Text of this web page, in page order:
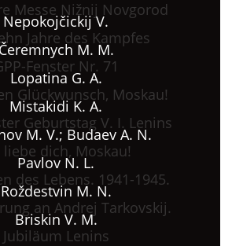
Messe Nižnij Novgorod
Nepokojčickij V.
Jahre des Kampfes
Čeremnych M. M.
Fenster Nr. 71
Lopatina G. A.
Glückwunsch, Moskau!
Mistakidi K. A.
Geburtstag V. I. Lenins
M. V.; Budaev A. N.
liebe dich, Moskau!
Pavlov N. L.
des Lebens. 1941-1945.
Roždestvin M. N.
an Andrej Tarkovskij.
Briskin V. M.
Jubiläum Lenins